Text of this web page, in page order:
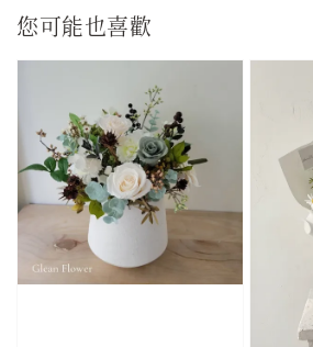
您可能也喜歡